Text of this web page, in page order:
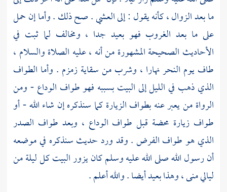
ما بعد الزوال ، كأنه يقول : إلى العشي . صح ذلك . وأما إن حمل
على ما بعد الغروب فهو بعيد جدا ، ومخالف لما ثبت في
الأحاديث الصحيحة المشهورة من أنه ، عليه الصلاة والسلام ،
طاف يوم النحر نهارا ، وشرب من سقاية زمزم . وأما الطواف
الذي ذهب في الليل إلى البيت بسببه فهو طواف الوداع - ومن
الرواة من يعبر عنه بطواف الزيارة كما سنذكره إن شاء الله - أو
طواف زيارة محضة قبل طواف الوداع ، وبعد طواف الصدر
الذي هو طواف الفرض . وقد ورد حديث سنذكره في موضعه
أن رسول الله صلى الله عليه وسلم كان يزورالبيتكل ليلة من
لياليمنى ،وهذا بعيد أيضا . والله أعلم .